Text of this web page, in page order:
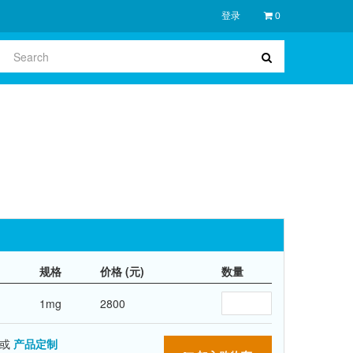
登录 0
规格 价格 (元) 数量
1mg 2800
产品定制